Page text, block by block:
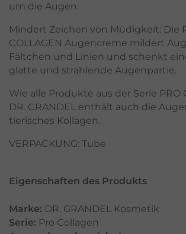
um die Augen.
Mindert Zeichen von Müdigkeit: Die
COLLAGEN Augencreme mildert
Fältchen und Linien und schenkt
glatte und strahlende Augenpartie.
Wie alle Produkte aus der Serie PRO
DR. GRANDEL enthält auch die
tierisches Kollagen.
VERPACKUNG: Tube
Eigenschaften des Produkts
Marke: DR. GRANDEL Kosmetik
Serie: Pro Collagen